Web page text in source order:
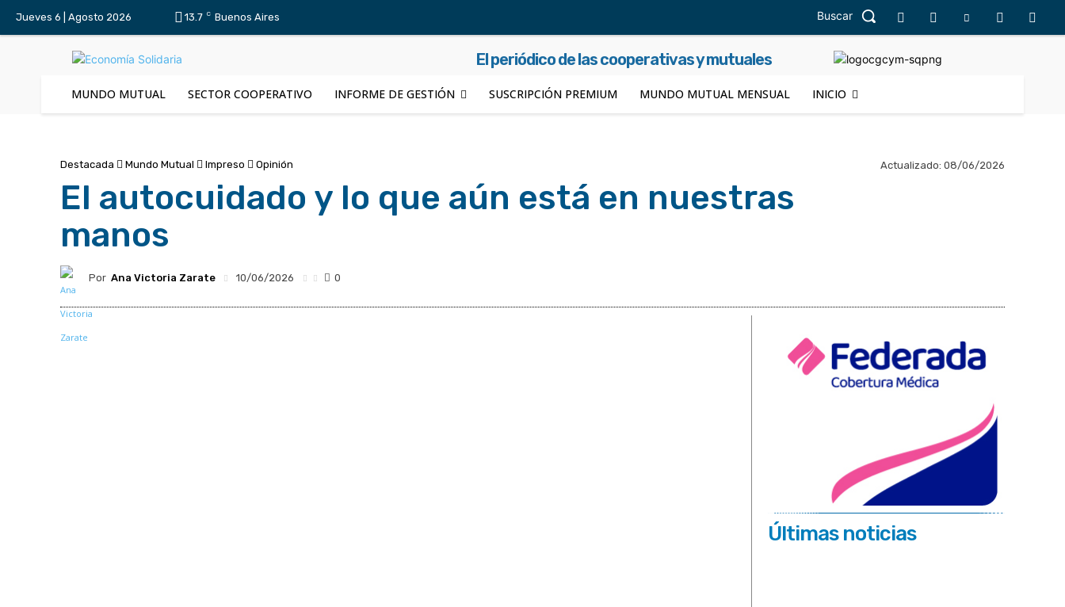
Jueves 6 | Agosto 2026 13.7 C Buenos Aires Buscar
El periódico de las cooperativas y mutuales
MUNDO MUTUAL SECTOR COOPERATIVO INFORME DE GESTIÓN SUSCRIPCIÓN PREMIUM MUNDO MUTUAL MENSUAL INICIO
Destacada Mundo Mutual Impreso Opinión Actualizado: 08/06/2026
El autocuidado y lo que aún está en nuestras
manos
Por Ana Victoria Zarate 10/06/2026 0
Últimas noticias